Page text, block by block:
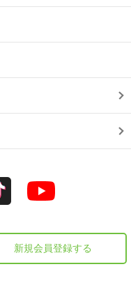
新規会員登録する